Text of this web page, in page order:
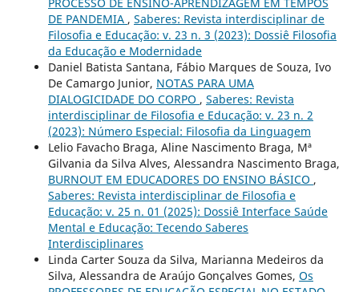
DE PANDEMIA , Saberes: Revista interdisciplinar de
Filosofia e Educação: v. 23 n. 3 (2023): Dossiê Filosofia
da Educação e Modernidade
Daniel Batista Santana, Fábio Marques de Souza, Ivo
De Camargo Junior, NOTAS PARA UMA
DIALOGICIDADE DO CORPO , Saberes: Revista
interdisciplinar de Filosofia e Educação: v. 23 n. 2
(2023): Número Especial: Filosofia da Linguagem
Lelio Favacho Braga, Aline Nascimento Braga, Mª
Gilvania da Silva Alves, Alessandra Nascimento Braga,
BURNOUT EM EDUCADORES DO ENSINO BÁSICO ,
Saberes: Revista interdisciplinar de Filosofia e
Educação: v. 25 n. 01 (2025): Dossiê Interface Saúde
Mental e Educação: Tecendo Saberes
Interdisciplinares
Linda Carter Souza da Silva, Marianna Medeiros da
Silva, Alessandra de Araújo Gonçalves Gomes, Os